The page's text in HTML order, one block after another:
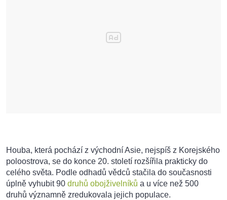
Houba, která pochází z východní Asie, nejspíš z Korejského
poloostrova, se do konce 20. století rozšířila prakticky do
celého světa. Podle odhadů vědců stačila do současnosti
úplně vyhubit 90 druhů obojživelníků a u více než 500
druhů významně zredukovala jejich populace.